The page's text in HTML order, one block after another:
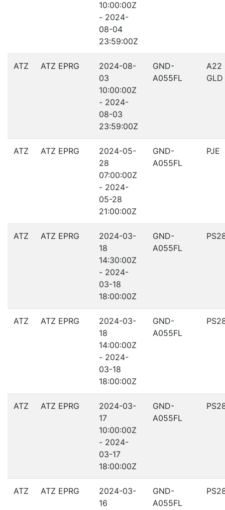
10:00:00Z
- 2024-
08-04
23:59:00Z
ATZ ATZ EPRG
2024-08-
03
10:00:00Z
- 2024-
08-03
23:59:00Z
GND-
A055FL
A22
GLD
ATZ ATZ EPRG
2024-05-
28
07:00:00Z
- 2024-
05-28
21:00:00Z
GND-
A055FL
PJE
ATZ ATZ EPRG
2024-03-
18
14:30:00Z
- 2024-
03-18
18:00:00Z
GND-
A055FL
ATZ ATZ EPRG
2024-03-
18
14:00:00Z
- 2024-
03-18
18:00:00Z
GND-
A055FL
ATZ ATZ EPRG
2024-03-
17
10:00:00Z
- 2024-
03-17
18:00:00Z
GND-
A055FL
ATZ ATZ EPRG
2024-03-
16
GND-
A055FL